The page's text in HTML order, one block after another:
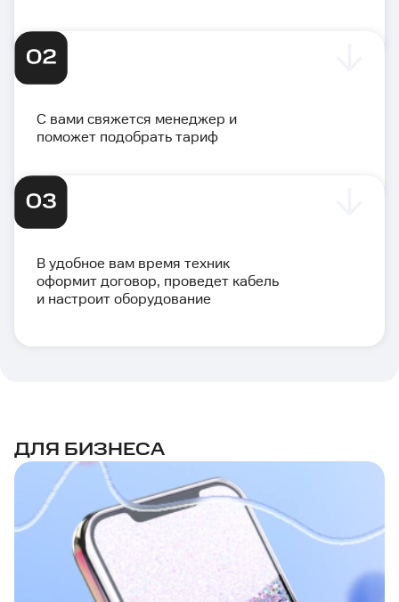
С вами свяжется менеджер и
поможет подобрать тариф
В удобное вам время техник
оформит договор, проведет кабель
и настроит оборудование
ДЛЯ БИЗНЕСА